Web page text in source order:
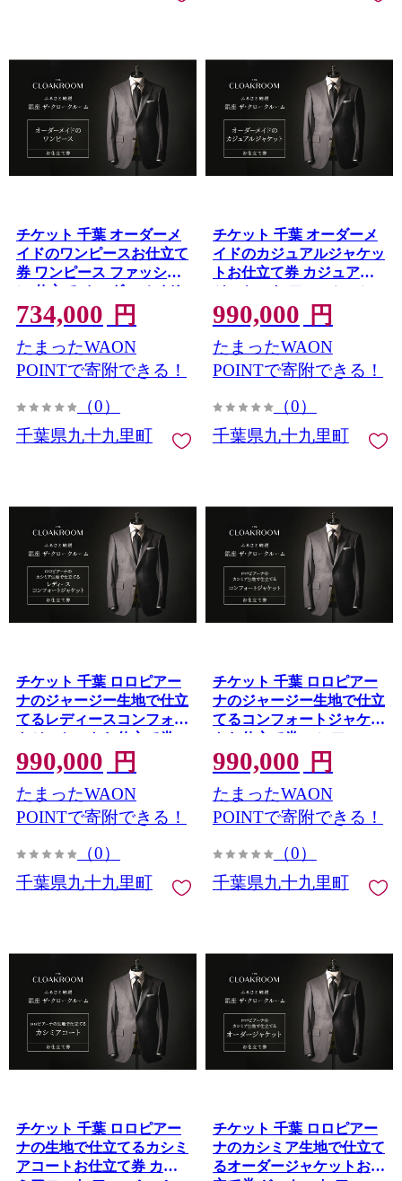
チケット 千葉 オーダーメ
イドのワンピースお仕立て
券 ワンピース ファッショ
ン 仕立て オーダーメイド
利用券 利用チケット 商品
券 九十九里町 千葉県
734,000 円
たまったWAON
POINTで寄附できる！
（0）
千葉県九十九里町
チケット 千葉 オーダーメ
イドのカジュアルジャケッ
トお仕立て券 カジュアル
ジャケット ファッション
仕立て オーダーメイド 利
用券 利用チケット 商品券
九十九里町 千葉県
990,000 円
たまったWAON
POINTで寄附できる！
（0）
千葉県九十九里町
チケット 千葉 ロロピアー
ナのジャージー生地で仕立
てるレディースコンフォー
トジャケットお仕立て券
コンフォートジャケット
ファッション 仕立て オー
ダー 利用券 利用チケット
九十九里町 千葉県
990,000 円
たまったWAON
POINTで寄附できる！
（0）
千葉県九十九里町
チケット 千葉 ロロピアー
ナのジャージー生地で仕立
てるコンフォートジャケッ
トお仕立て券 コンフォー
トジャケット ファッショ
ン 仕立て オーダー 利用券
利用チケット 商品券 九十
九里町 千葉県
990,000 円
たまったWAON
POINTで寄附できる！
（0）
千葉県九十九里町
チケット 千葉 ロロピアー
ナの生地で仕立てるカシミ
アコートお仕立て券 カシ
チケット 千葉 ロロピアー
ナのカシミア生地で仕立て
るオーダージャケットお仕